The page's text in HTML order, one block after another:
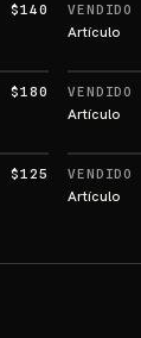
$140 VENDIDO
Artículo
$180 VENDIDO
Artículo
$125 VENDIDO
Artículo